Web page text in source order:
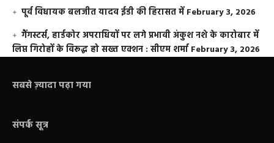
पूर्व विधायक बलजीत यादव ईडी की हिरासत में February 3, 2026
गैंगस्टर्स, हार्डकोर अपराधियों पर लगे प्रभावी अंकुश नशे के कारोबार में
लिप्त गिरोहों के विरूद्ध हो सख्त एक्शन : सीएम शर्मा February 3, 2026
सबसे ज़्यादा पढ़ा गया
संपर्क सूत्र